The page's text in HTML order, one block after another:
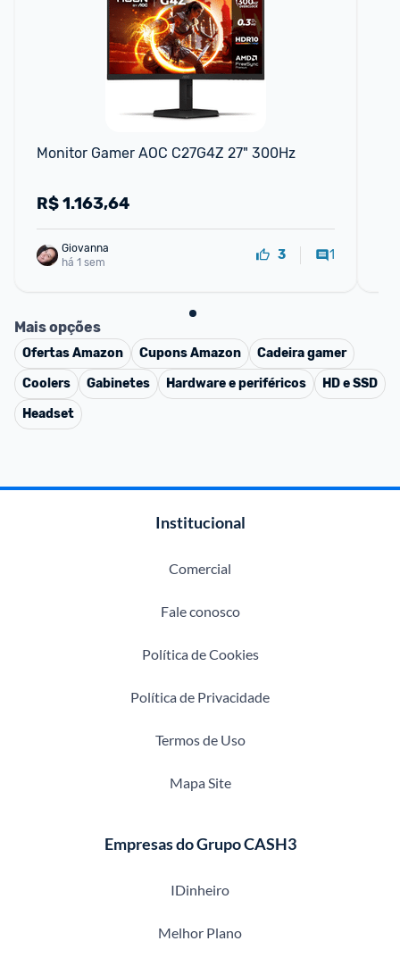
Monitor Gamer AOC C27G4Z 27" 300Hz
R$1.163,64
Giovanna
há 1 sem
3 1
Mais opções
OfertasAmazon CuponsAmazon
Cadeira gamer
Coolers
Gabinetes Hardware e periféricos
HD e SSD
Headset
Institucional
Comercial
Fale conosco
Política de Cookies
Política de Privacidade
Termos de Uso
Mapa Site
Empresas do Grupo CASH3
IDinheiro
Melhor Plano